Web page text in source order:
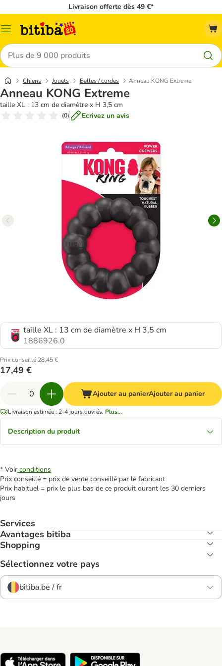
Livraison offerte dès 49 €*
Menu
Rechercher
Chiens Jouets Balles / cordes Anneau KONG Extreme
Anneau KONG Extreme
taille XL : 13 cm de diamètre x H 3,5 cm
(0) Ecrivez un avis
taille XL : 13 cm de diamètre x H 3,5 cm
1886926.0
Prix conseillé 28,45 €
17,49 €
Ajouter au panierAjouter au panier
Livraison estimée : 2-4 jours ouvrés. Plus...
Description du produit
* Voir conditions
Prix conseillé = prix de vente conseillé par le fabricant
Prix habituel = prix le plus bas de ce produit durant les 30 derniers
jours
Services
Avantages bitiba
Shopping
Sélectionnez votre pays
bitiba.be / fr